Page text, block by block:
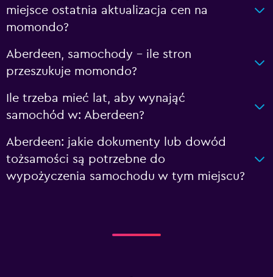
miejsce ostatnia aktualizacja cen na
momondo?
Aberdeen, samochody – ile stron
przeszukuje momondo?
Ile trzeba mieć lat, aby wynająć
samochód w: Aberdeen?
Aberdeen: jakie dokumenty lub dowód
tożsamości są potrzebne do
wypożyczenia samochodu w tym miejscu?